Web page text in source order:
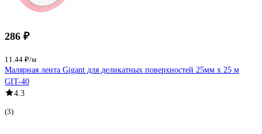
286 ₽
11.44 ₽/м
Малярная лента Gigant для деликатных поверхностей 25мм х 25 м
GIT-40
4.3
(3)